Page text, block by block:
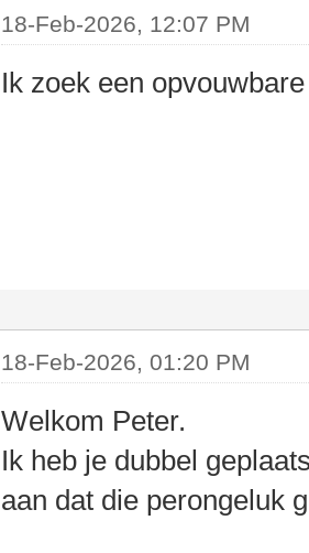
18-Feb-2026, 12:07 PM
Ik zoek een
18-Feb-2026, 01:20 PM
Welkom Peter.
Ik heb je dubbel
aan dat die perongeluk